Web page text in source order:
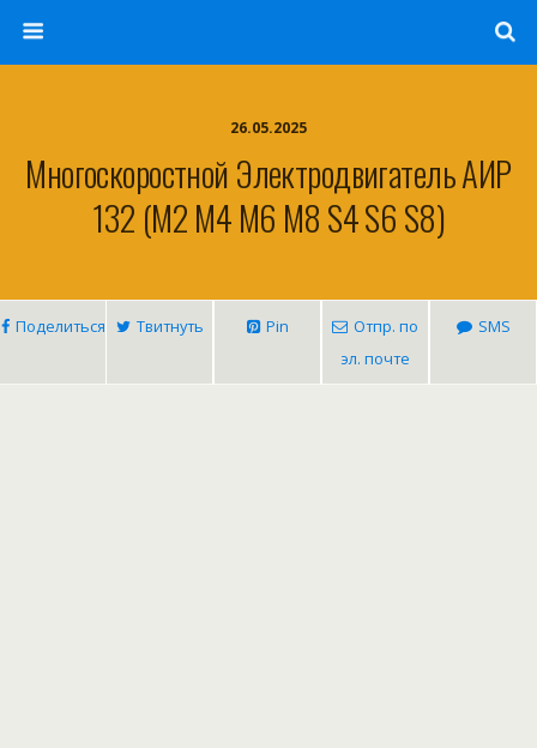
26.05.2025
Многоскоростной Электродвигатель АИР
132 (м2 М4 М6 М8 S4 S6 S8)
Поделиться Твитнуть Pin
Отпр. по
эл. почте
SMS